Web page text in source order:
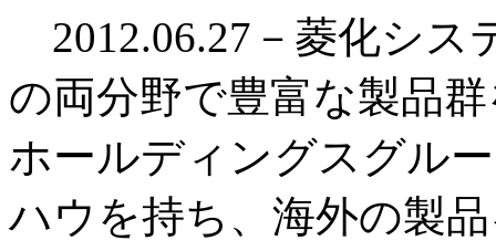
2012.06.27－菱化シス
の両分野で豊富な製品
ホールディングスグル
ハウを持ち、海外の製